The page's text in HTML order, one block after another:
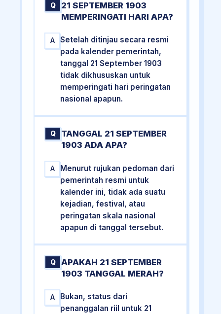
Q
21 SEPTEMBER 1903
MEMPERINGATI HARI APA?
A
Setelah ditinjau secara resmi
pada kalender pemerintah,
tanggal 21 September 1903
tidak dikhususkan untuk
memperingati hari peringatan
nasional apapun.
Q
TANGGAL 21 SEPTEMBER
1903 ADA APA?
A
Menurut rujukan pedoman dari
pemerintah resmi untuk
kalender ini, tidak ada suatu
kejadian, festival, atau
peringatan skala nasional
apapun di tanggal tersebut.
Q
APAKAH 21 SEPTEMBER
1903 TANGGAL MERAH?
A
Bukan, status dari
penanggalan riil untuk 21